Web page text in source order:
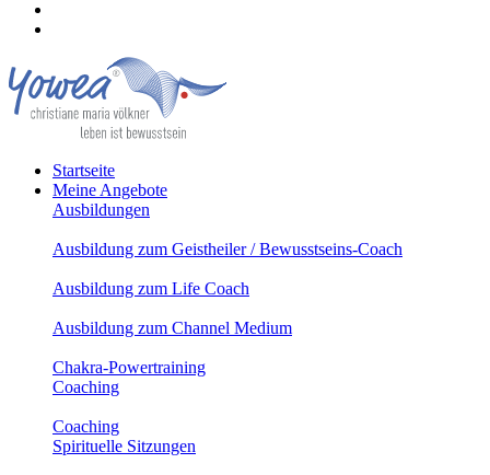
Startseite
Meine Angebote
Ausbildungen
Ausbildung zum Geistheiler / Bewusstseins-Coach
Ausbildung zum Life Coach
Ausbildung zum Channel Medium
Chakra-Powertraining
Coaching
Coaching
Spirituelle Sitzungen